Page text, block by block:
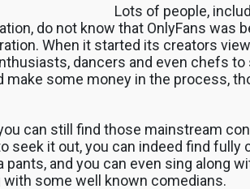
บ็คโฮ CAT 320 CAT 312
มยาว PC 200 PC 120
ว SK 200 SK 140ขุดดิน
ะลาปาร์ม ตักไม้สับ ตัก
ย้ายเครื่องจักร โดยรถ
bed) ขนส่งสินค้า โดย
าย รับเหมาถมที่ รถตัก
380 WA 320 WA 200 รถ
บ็คโฮ CAT 320 CAT 312
มยาว PC 200 PC 120
ว SK 200 SK 140
Lots of people,
do not know that OnlyFans was
When it started its creators
dancers and even chefs
make some money in the process,
can still find those mainstream
seek it out, you can indeed find
pants, and you can even sing along
some well known comedians.